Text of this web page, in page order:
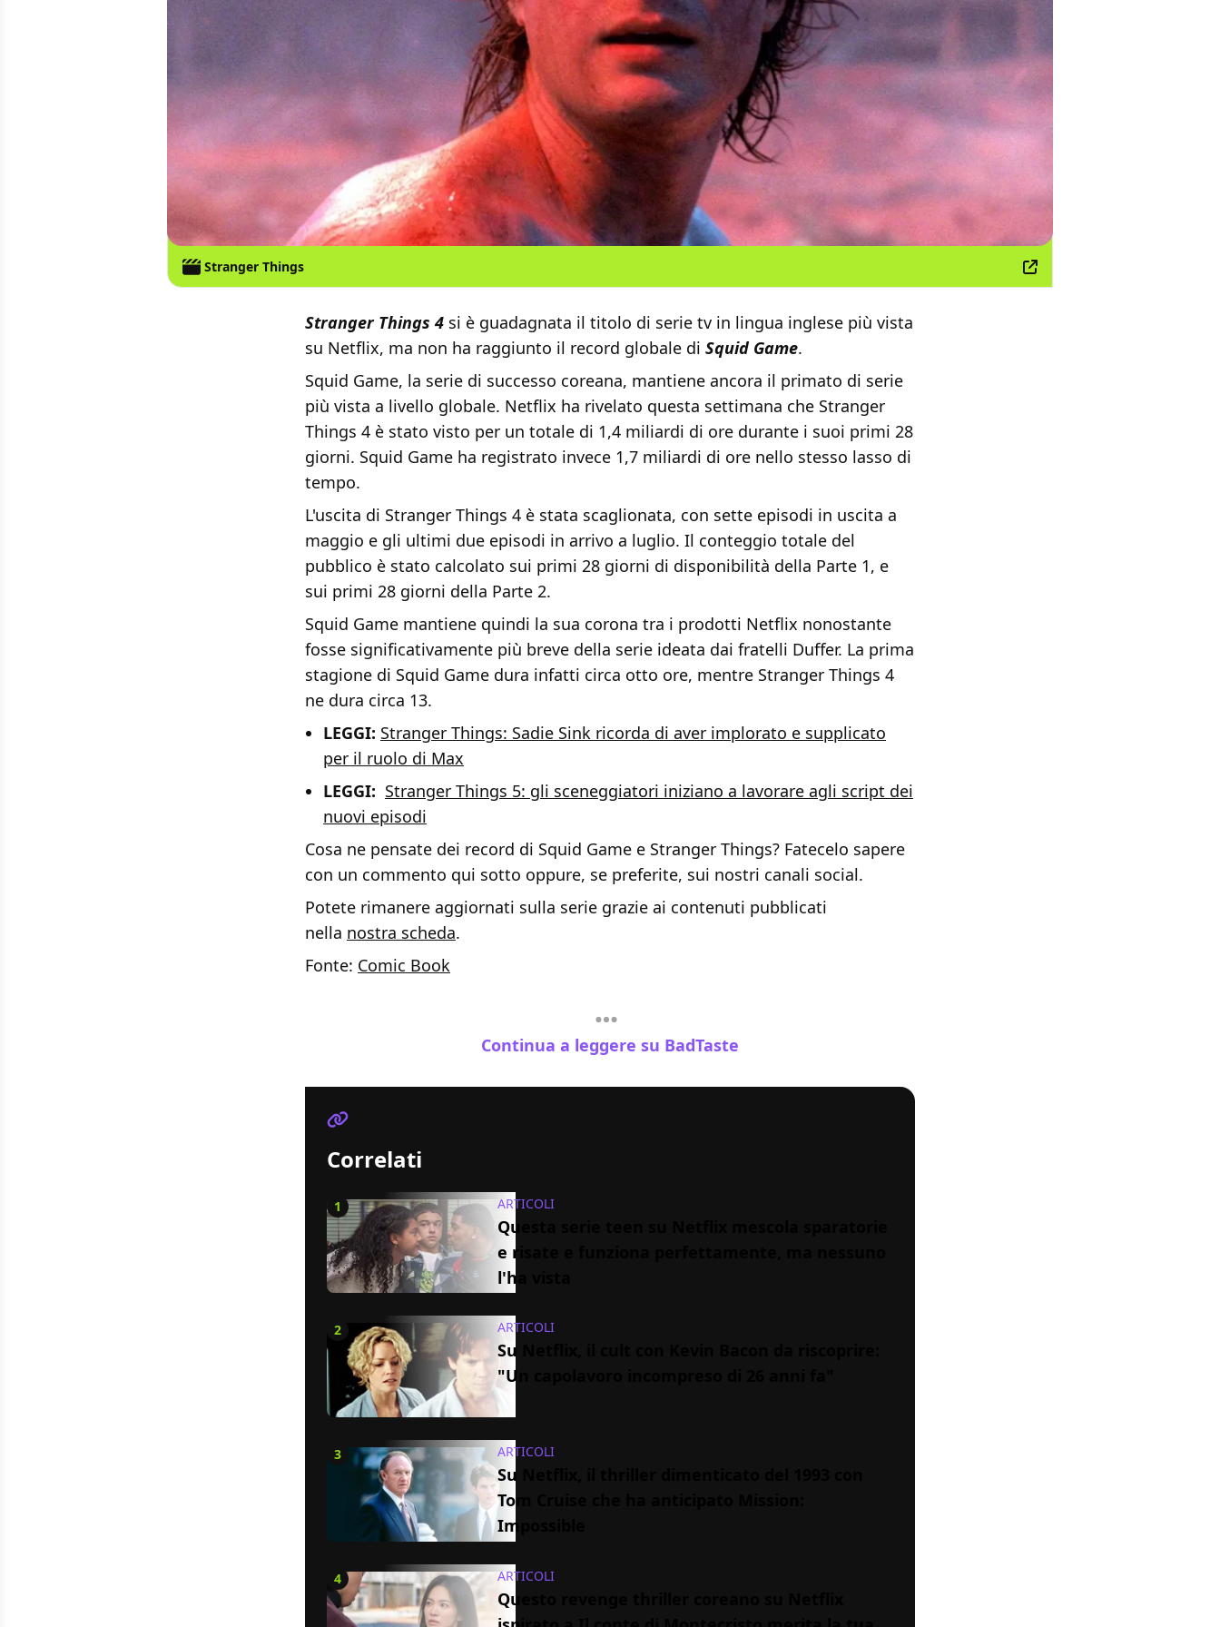
Stranger Things
Stranger Things 4 si è guadagnata il titolo di serie tv in lingua inglese più vista
su Netflix, ma non ha raggiunto il record globale di Squid Game.
Squid Game, la serie di successo coreana, mantiene ancora il primato di serie
più vista a livello globale. Netflix ha rivelato questa settimana che Stranger
Things 4 è stato visto per un totale di 1,4 miliardi di ore durante i suoi primi 28
giorni. Squid Game ha registrato invece 1,7 miliardi di ore nello stesso lasso di
tempo.
L'uscita di Stranger Things 4 è stata scaglionata, con sette episodi in uscita a
maggio e gli ultimi due episodi in arrivo a luglio. Il conteggio totale del
pubblico è stato calcolato sui primi 28 giorni di disponibilità della Parte 1, e
sui primi 28 giorni della Parte 2.
Squid Game mantiene quindi la sua corona tra i prodotti Netflix nonostante
fosse significativamente più breve della serie ideata dai fratelli Duffer. La prima
stagione di Squid Game dura infatti circa otto ore, mentre Stranger Things 4
ne dura circa 13.
LEGGI: Stranger Things: Sadie Sink ricorda di aver implorato e supplicato
per il ruolo di Max
LEGGI: Stranger Things 5: gli sceneggiatori iniziano a lavorare agli script dei
nuovi episodi
Cosa ne pensate dei record di Squid Game e Stranger Things? Fatecelo sapere
con un commento qui sotto oppure, se preferite, sui nostri canali social.
Potete rimanere aggiornati sulla serie grazie ai contenuti pubblicati
nella nostra scheda.
Fonte: Comic Book
Continua a leggere su BadTaste
Correlati
1 ARTICOLI
Questa serie teen su Netflix mescola sparatorie
e risate e funziona perfettamente, ma nessuno
l'ha vista
2 ARTICOLI
Su Netflix, il cult con Kevin Bacon da riscoprire:
"Un capolavoro incompreso di 26 anni fa"
3 ARTICOLI
Su Netflix, il thriller dimenticato del 1993 con
Tom Cruise che ha anticipato Mission:
Impossible
4 ARTICOLI
Questo revenge thriller coreano su Netflix